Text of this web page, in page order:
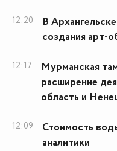
12:20
В
создания арт-
12:17
Мурманская
расширение
область и
12:09
Стоимость
аналитики